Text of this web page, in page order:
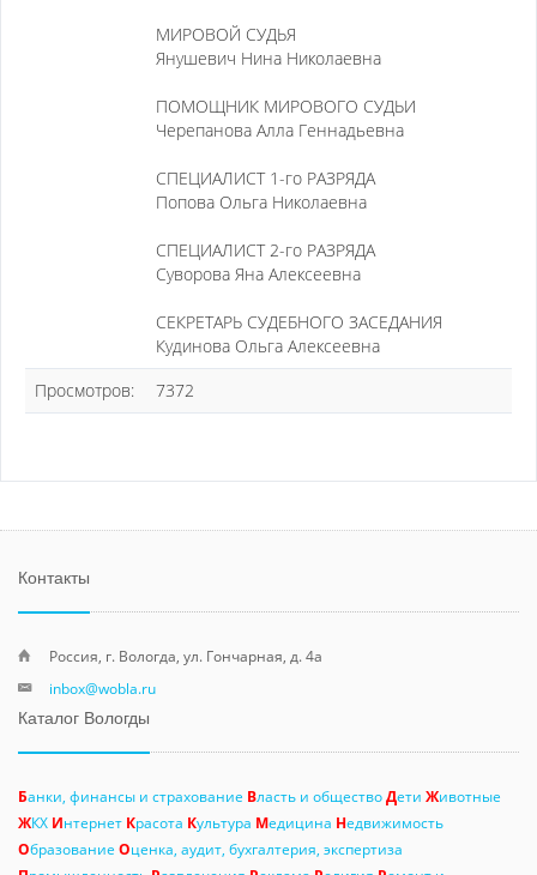
МИРОВОЙ СУДЬЯ
Янушевич Нина Николаевна
ПОМОЩНИК МИРОВОГО СУДЬИ
Черепанова Алла Геннадьевна
СПЕЦИАЛИСТ 1-го РАЗРЯДА
Попова Ольга Николаевна
СПЕЦИАЛИСТ 2-го РАЗРЯДА
Суворова Яна Алексеевна
СЕКРЕТАРЬ СУДЕБНОГО ЗАСЕДАНИЯ
Кудинова Ольга Алексеевна
Просмотров:
7372
Контакты
Россия, г. Вологда, ул. Гончарная, д. 4а
inbox@wobla.ru
Каталог Вологды
Банки, финансы и страхование Власть и обществоДети Животные
ЖКХ Интернет Красота Культура Медицина Недвижимость
Образование Оценка, аудит, бухгалтерия, экспертиза